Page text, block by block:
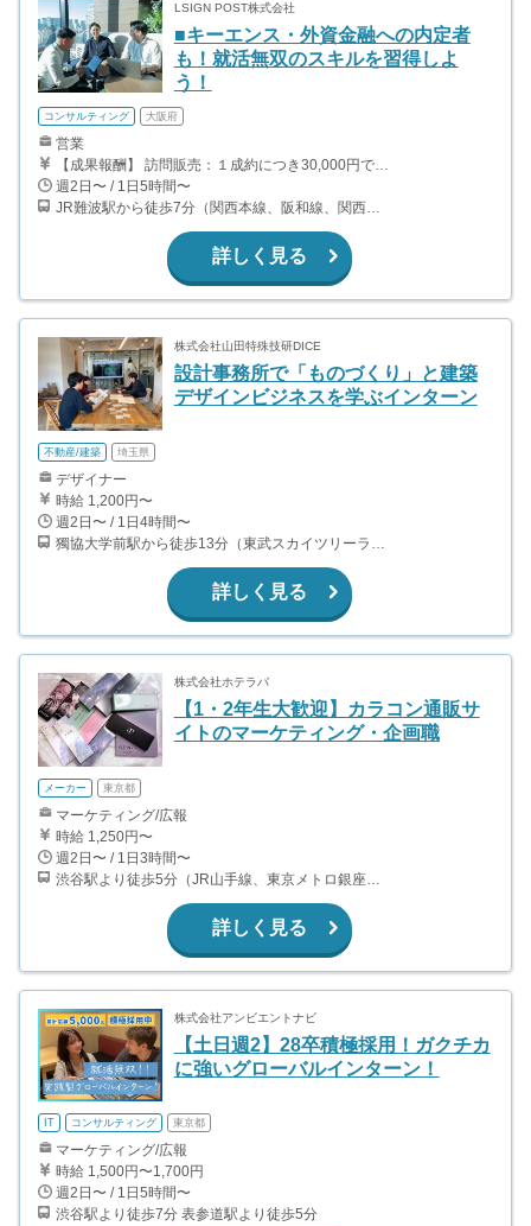
LSIGN POST株式会社
■キーエンス・外資金融への内定者
も！就活無双のスキルを習得しよ
う！
コンサルティング 大阪府
営業
【成果報酬】 訪問販売：１成約につき30,000円です。 例えば、光インターネットの成約であれば、平均的に2.5日で1件の契約が見込めます。（12,000円/1日6時間稼働） ＜月収例＞月に100万以上稼ぐ方もいます！ ・月5件成約：150,000円 ・月15件成約：450,000円 ・月30成約：900,000円➕マネジメントインセンティブ300,000円 合計1,200,000円 時給換算で2,000円程度が、平均的なインターン生の報酬となっています。
週2日〜 / 1日5時間〜
JR難波駅から徒歩7分（関西本線、阪和線、関西空港線） 大阪難波駅から徒歩13分（近鉄奈良線、阪神なんば線） 桜川駅から徒歩4分（大阪メトロ千日前線、阪神なんば線）
詳しく見る
株式会社山田特殊技研DICE
設計事務所で「ものづくり」と建築
デザインビジネスを学ぶインターン
不動産/建築 埼玉県
デザイナー
時給 1,200円〜
週2日〜 / 1日4時間〜
獨協大学前駅から徒歩13分（東武スカイツリーライン、東武伊勢崎線、東武日光線、鬼怒川線）
詳しく見る
株式会社ホテラバ
【1・2年生大歓迎】カラコン通販サ
イトのマーケティング・企画職
メーカー 東京都
マーケティング/広報
時給 1,250円〜
週2日〜 / 1日3時間〜
渋谷駅より徒歩5分（JR山手線、東京メトロ銀座・半蔵門・副都心線）
詳しく見る
株式会社アンビエントナビ
【土日週2】28卒積極採用！ガクチカ
に強いグローバルインターン！
IT コンサルティング 東京都
マーケティング/広報
時給 1,500円〜1,700円
週2日〜 / 1日5時間〜
渋谷駅より徒歩7分 表参道駅より徒歩5分